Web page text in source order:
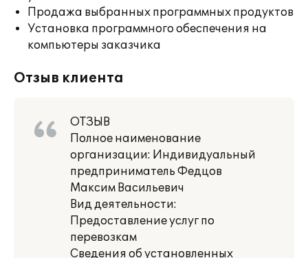
Продажа выбранных программных продуктов
Установка программного обеспечения на
компьютеры заказчика
Отзыв клиента
ОТЗЫВ
Полное наименование
организации: Индивидуальный
предприниматель Федцов
Максим Васильевич
Вид деятельности:
Предоставление услуг по
перевозкам
Сведения об установленных